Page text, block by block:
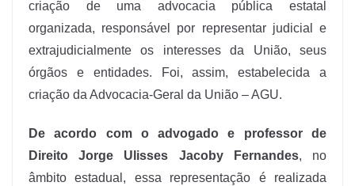
criação de uma advocacia pública estatal
organizada, responsável por representar judicial e
extrajudicialmente os interesses da União, seus
órgãos e entidades. Foi, assim, estabelecida a
criação da Advocacia-Geral da União – AGU.
De acordo com o advogado e professor de
Direito Jorge Ulisses Jacoby Fernandes, no
âmbito estadual, essa representação é realizada